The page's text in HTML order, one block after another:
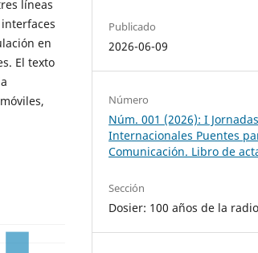
líneas
en
El texto
Publicado
2026-06-09
Número
Núm. 001 (2026): I Jornadas
Internacionales Puentes
Comunicación. Libro de
Sección
Dosier: 100 años de la